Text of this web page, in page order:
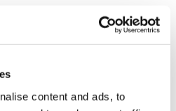
content and ads, to